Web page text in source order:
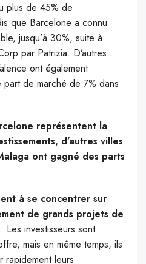
plus de 45% de
que Barcelone a connu
jusqu’à 30%, suite à
par Patrizia. D’autres
ont également
de marché de 7% dans
représentent la
d’autres villes
ont gagné des parts
à se concentrer sur
de grands projets de
. Les investisseurs sont
mais en même temps, ils
leurs